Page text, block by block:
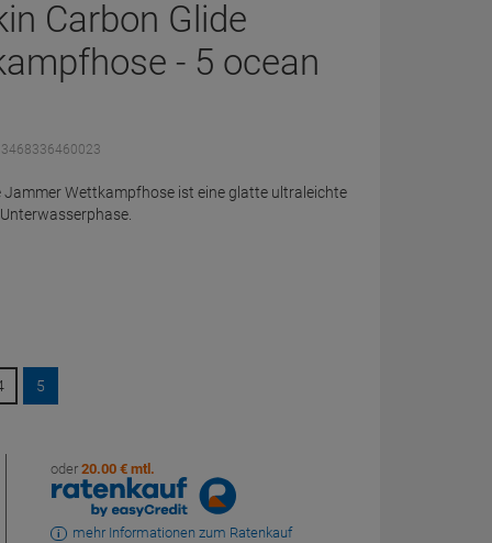
Carbon Glide
- 5 ocean
3468336460023
Jammer Wettkampfhose ist eine glatte ultraleichte
5
oder 20.00 € mtl.
mehr Informationen zum Ratenkauf